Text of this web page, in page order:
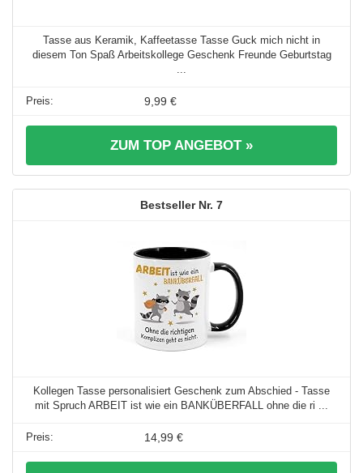
Tasse aus Keramik, Kaffeetasse Tasse Guck mich nicht in
diesem Ton Spaß Arbeitskollege Geschenk Freunde Geburtstag
...
9,99 €
ZUM TOP ANGEBOT »
7
Kollegen Tasse personalisiert Geschenk zum Abschied - Tasse
mit Spruch ARBEIT ist wie ein BANKÜBERFALL ohne die ri ...
14,99 €